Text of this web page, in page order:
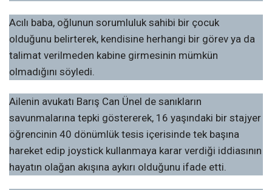
Acılı baba, oğlunun sorumluluk sahibi bir çocuk
olduğunu belirterek, kendisine herhangi bir görev ya da
talimat verilmeden kabine girmesinin mümkün
olmadığını söyledi.
Ailenin avukatı Barış Can Ünel de sanıkların
savunmalarına tepki göstererek, 16 yaşındaki bir stajyer
öğrencinin 40 dönümlük tesis içerisinde tek başına
hareket edip joystick kullanmaya karar verdiği iddiasının
hayatın olağan akışına aykırı olduğunu ifade etti.